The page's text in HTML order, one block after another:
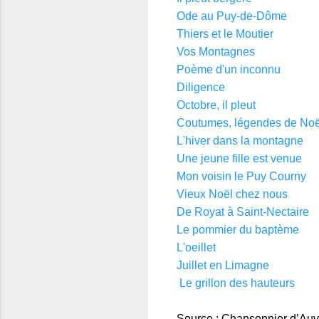
Ode au Puy-de-Dôme
Thiers et le Moutier
Vos Montagnes
Poème d'un inconnu
Diligence
Octobre, il pleut
Coutumes, légendes de
L'hiver dans la montagne
Une jeune fille est venue
Mon voisin le Puy Courny
Vieux Noël chez nous
De Royat à Saint-Nectaire
Le pommier du baptème
L'oeillet
Juillet en Limagne
Le grillon des hauteurs